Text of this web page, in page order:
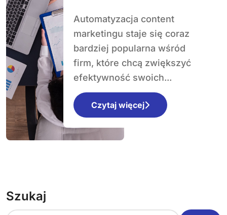
wykorzystać?
Automatyzacja content
marketingu staje się coraz
bardziej popularna wśród
firm, które chcą zwiększyć
efektywność swoich...
Czytaj więcej
Szukaj